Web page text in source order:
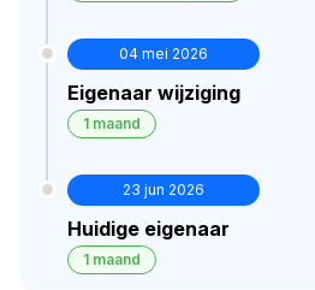
04 mei 2026
Eigenaar wijziging
1 maand
23 jun 2026
Huidige eigenaar
1 maand